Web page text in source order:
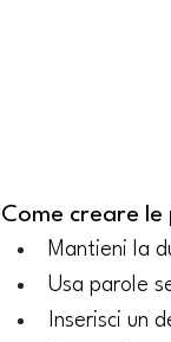
Come creare
Mantieni la
Usa parole
Inserisci un